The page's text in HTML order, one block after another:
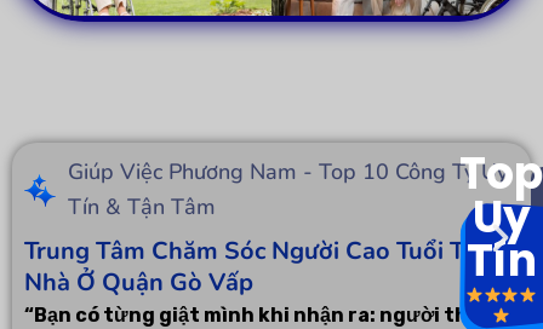
Giúp Việc Phương Nam - Top 10 Công Ty Uy
Tín & Tận Tâm
Trung Tâm Chăm Sóc Người Cao Tuổi Tại
Nhà Ở Quận Gò Vấp
“Bạn có từng giật mình khi nhận ra: người thân
Top
Uy
Tín